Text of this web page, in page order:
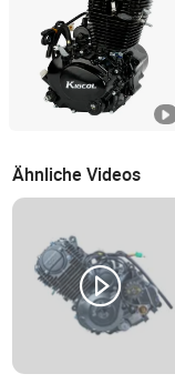
Chongqing, China
Ähnliche Videos